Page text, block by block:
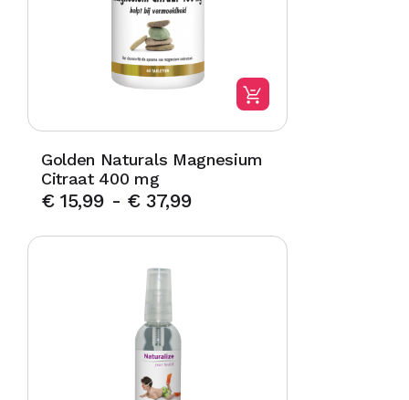
Golden Naturals Magnesium
Citraat 400 mg
€15,99 - €37,99